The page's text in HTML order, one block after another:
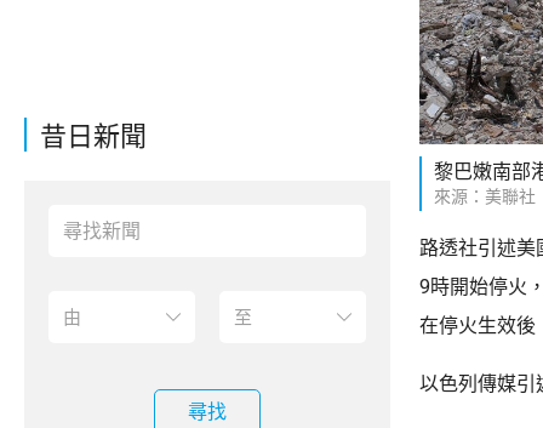
昔日新聞
尋找
黎巴嫩南部
來源：美聯社
路透社引述
9時開始停火
在停火生效後
以色列傳媒引